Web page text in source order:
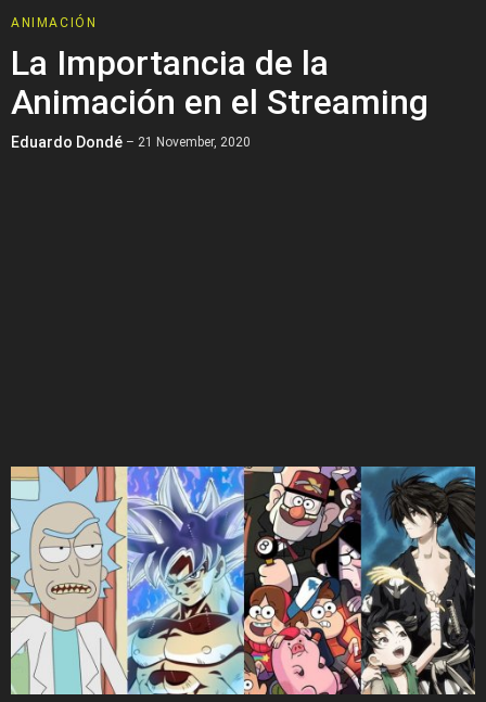
ANIMACIÓN
La Importancia de la
Animación en el Streaming
Eduardo Dondé – 21 November, 2020